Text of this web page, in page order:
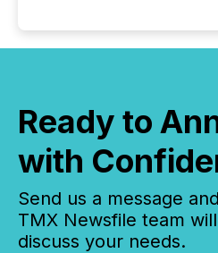
Ready to
with
Send us a message
TMX Newsfile team
discuss your needs.